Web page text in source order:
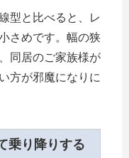
型と比べると、レ
さめです。幅の狭
同居のご家族様が
方が邪魔になりに
乗り降りする